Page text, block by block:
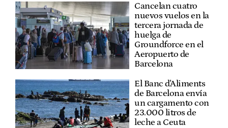
Cancelan cuatro
nuevos vuelos en la
tercera jornada de
huelga de
Groundforce en el
Aeropuerto de
Barcelona
El Banc d'Aliments
de Barcelona envía
un cargamento con
23.000 litros de
leche a Ceuta